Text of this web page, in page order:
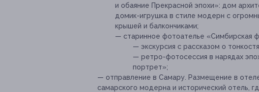
и обаяние Прекрасной эпохи»: дом
домик-игрушка в стиле модерн с
крышей и балкончиками;
— старинное фотоателье «Симбирская
— экскурсия с рассказом о
— ретро-фотосессия в нарядах
портрет»;
— отправление в Самару. Размещение в
самарского модерна и исторический отель,